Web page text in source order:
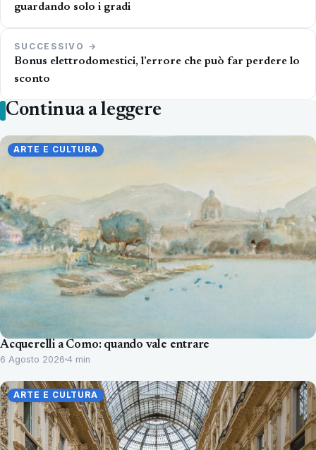
guardando solo i gradi
SUCCESSIVO →
Bonus elettrodomestici, l’errore che può far perdere lo
sconto
Continua a leggere
ARTE E CULTURA
Acquerelli a Como: quando vale entrare
6 Agosto 2026 4 min
ARTE E CULTURA